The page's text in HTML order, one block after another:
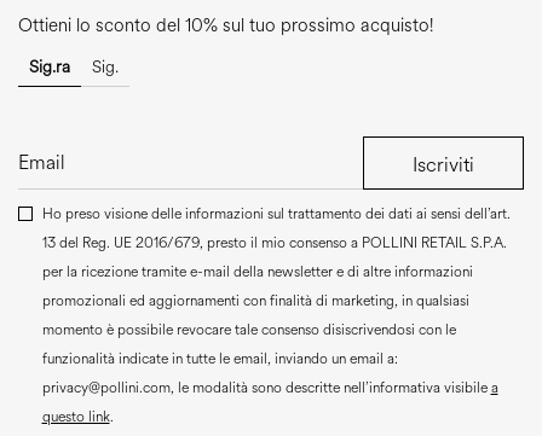
Ottieni lo sconto del 10% sul tuo prossimo acquisto!
Sig.ra Sig.
Iscriviti
Ho preso visione delle informazioni sul trattamento dei dati ai sensi dell’art.
13 del Reg. UE 2016/679, presto il mio consenso a POLLINI RETAIL S.P.A.
per la ricezione tramite e-mail della newsletter e di altre informazioni
promozionali ed aggiornamenti con finalità di marketing, in qualsiasi
momento è possibile revocare tale consenso disiscrivendosi con le
funzionalità indicate in tutte le email, inviando un email a:
privacy@pollini.com, le modalità sono descritte nell’informativa visibilea
questo link.